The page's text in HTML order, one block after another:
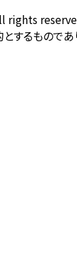
rights
するもので